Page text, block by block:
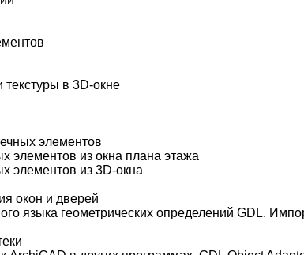
текстуры в 3D-окне
элементов
элементов из окна плана этажа
элементов из 3D-окна
окон и дверей
языка геометрических определений GDL.